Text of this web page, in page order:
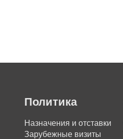
Политика
Назначения и отставки
Зарубежные визиты